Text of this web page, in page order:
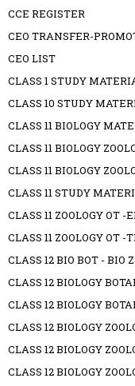
CCE REGISTER
CEO TRANSFER-
CEO LIST
CLASS 1 STUDY
CLASS 10 STUDY
CLASS 11 BIOLOGY
CLASS 11 BIOLOGY
CLASS 11 BIOLOGY
CLASS 11 STUDY
CLASS 11 ZOOLOGY OT -
CLASS 11 ZOOLOGY OT -
CLASS 12 BIO BOT - BIO
CLASS 12 BIOLOGY
CLASS 12 BIOLOGY
CLASS 12 BIOLOGY
CLASS 12 BIOLOGY
CLASS 12 BIOLOGY